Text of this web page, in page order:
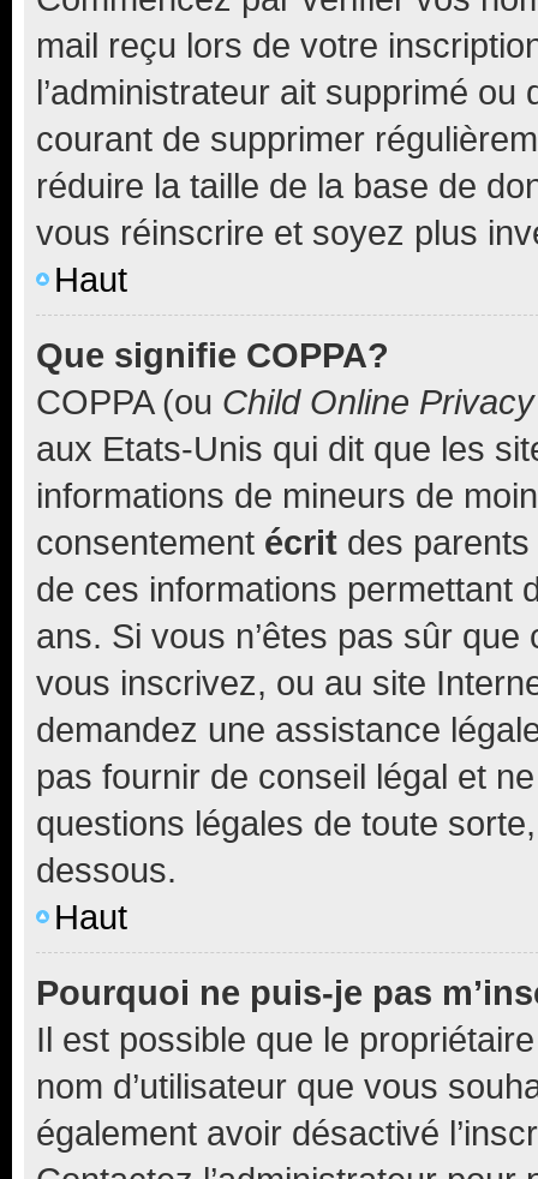
mail reçu lors de votre
l’administrateur ait supprimé
courant de supprimer
réduire la taille de la base de
vous réinscrire et soyez plus
Haut
Que signifie COPPA?
COPPA (ou Child Online
aux Etats-Unis qui dit que les
informations de mineurs de
consentement écrit des parents
de ces informations permettant
ans. Si vous n’êtes pas sûr
vous inscrivez, ou au site
demandez une assistance
pas fournir de conseil légal et
questions légales de toute
dessous.
Haut
Pourquoi ne puis-je pas
Il est possible que le
nom d’utilisateur que vous
également avoir désactivé